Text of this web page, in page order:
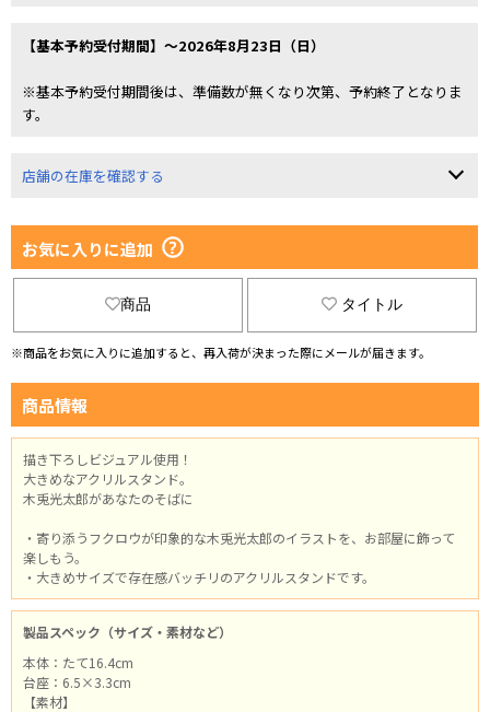
【基本予約受付期間】～2026年8月23日（日）
※基本予約受付期間後は、準備数が無くなり次第、予約終了となりま
す。
店舗の在庫を確認する
お気に入りに追加
商品 タイトル
※商品をお気に入りに追加すると、再入荷が決まった際にメールが届きます。
商品情報
描き下ろしビジュアル使用！
大きめなアクリルスタンド。
木兎光太郎があなたのそばに
・寄り添うフクロウが印象的な木兎光太郎のイラストを、お部屋に飾って
楽しもう。
・大きめサイズで存在感バッチリのアクリルスタンドです。
製品スペック（サイズ・素材など）
本体：たて16.4cm
台座：6.5×3.3cm
【素材】